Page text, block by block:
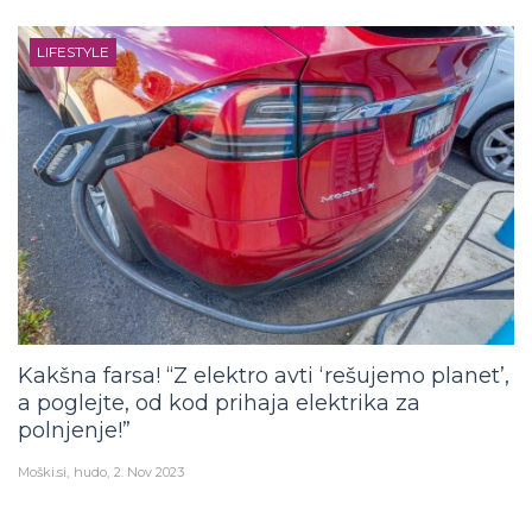
LIFESTYLE
Kakšna farsa! “Z elektro avti ‘rešujemo planet’,
a poglejte, od kod prihaja elektrika za
polnjenje!”
Moški.si hudo 2. Nov 2023